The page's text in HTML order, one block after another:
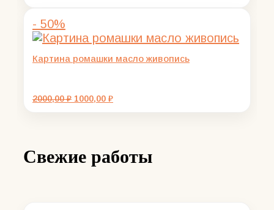
- 50%
Картина ромашки масло живопись
2000,00₽ Первоначальная
1000,00 ₽Текущая
Свежие работы